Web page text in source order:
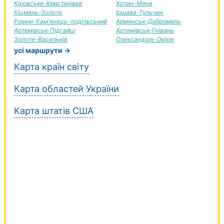
Кіровське-Христинівка
Кіцмань-Золоте
Ромни-Кам'янець-подільський
Артемівськ-Підгайці
Золоте-Васильків
Хотин-Мена
Іршава-Тульчин
Армянськ-Добромиль
Артемівськ-Гнівань
Олександрія-Оріхів
усі маршрути →
Карта країн світу
Карта областей України
Карта штатів США